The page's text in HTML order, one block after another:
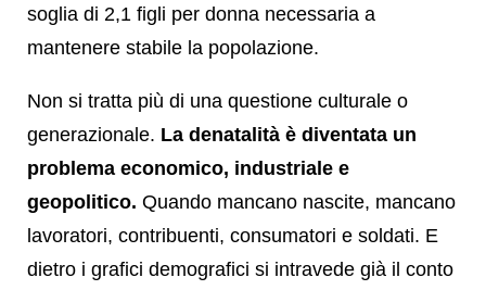
soglia di 2,1 figli per donna necessaria a
mantenere stabile la popolazione.
Non si tratta più di una questione culturale o
generazionale. La denatalità è diventata un
problema economico, industriale e
geopolitico. Quando mancano nascite, mancano
lavoratori, contribuenti, consumatori e soldati. E
dietro i grafici demografici si intravede già il conto